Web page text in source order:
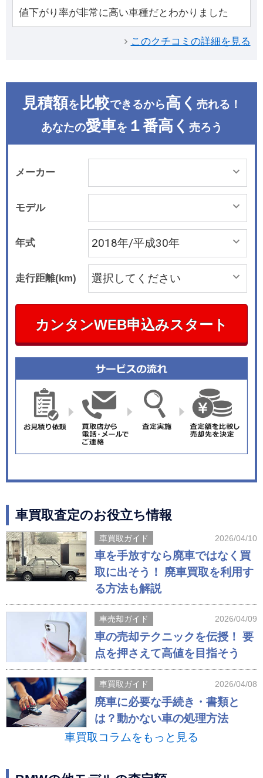
値下がり率が非常に高い車種だとわかりました
このクチコミの詳細を見る
見積額を 比較できるから高く 売れる！
あなたの愛車を １番高く 売ろう
メーカー
モデル
年式
走行距離(km)
カンタンWEB申込みスタート
車買取査定のお役立ち情報
車買取ガイド 2026/04/10
車を手放すなら廃車ではなく買
取に出そう！ 廃車買取を利用す
る方法も解説
車売却ガイド 2026/04/09
車の売却テクニックを伝授！ 要
点を押さえて高値を目指そう
車買取ガイド 2026/04/08
廃車に必要な手続き・書類と
は？動かない車の処理方法
車買取コラムをもっと見る